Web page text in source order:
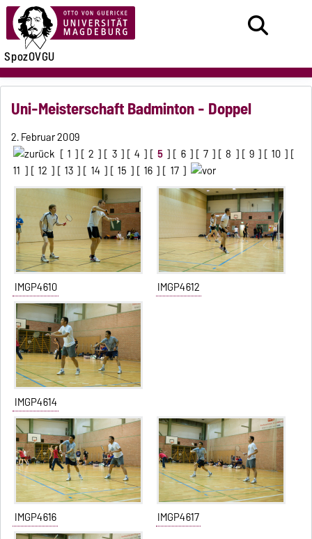
SpozOVGU
Uni-Meisterschaft Badminton - Doppel
2. Februar 2009
[ 1 ] [ 2 ] [ 3 ] [ 4 ] [ 5 ] [ 6 ] [ 7 ] [ 8 ] [ 9 ] [ 10 ] [
11 ] [ 12 ] [ 13 ] [ 14 ] [ 15 ] [ 16 ] [ 17 ]
IMGP4610 IMGP4612
IMGP4614
IMGP4616 IMGP4617